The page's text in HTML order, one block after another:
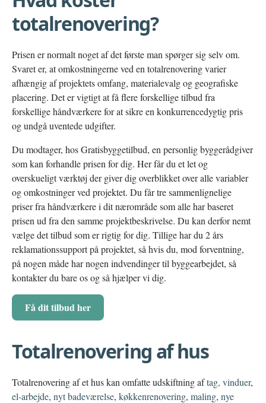
totalrenovering?
Prisen er normalt noget af det første man spørger sig selv om.
Svaret er, at omkostningerne ved en totalrenovering varier
afhængig af projektets omfang, materialevalg og geografiske
placering. Det er vigtigt at få flere forskellige tilbud fra
forskellige håndværkere for at sikre en konkurrencedygtig pris
og undgå uventede udgifter.
Du modtager, hos Gratisbyggetilbud, en personlig byggerådgiver
som kan forhandle prisen for dig. Her får du et let og
overskueligt værktøj der giver dig overblikket over alle variabler
og omkostninger ved projektet. Du får tre sammenlignelige
priser fra håndværkere i dit nærområde som alle har baseret
prisen ud fra den samme projektbeskrivelse. Du kan derfor nemt
vælge det tilbud som er rigtig for dig. Tillige har du 2 års
reklamationssupport på projektet, så hvis du, mod forventning,
på nogen måde har nogen indvendinger til byggearbejdet, så
kontakter du bare os og så hjælper vi dig.
Få dit tilbud her
Totalrenovering af hus
Totalrenovering af et hus kan omfatte udskiftning aftag, vinduer,
el-arbejde, nyt badeværelse, køkkenrenovering, maling, nye